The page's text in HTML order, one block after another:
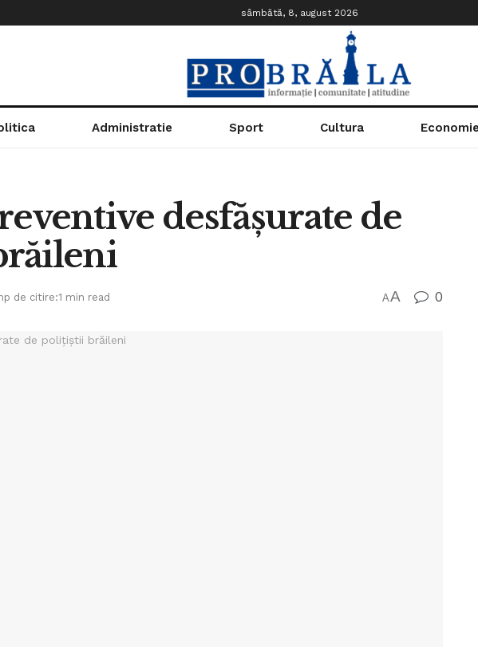
sâmbătă, 8, august 2026
Administratie Sport Cultura Economie
desfăşurate de
de citire:1 min read AA 0